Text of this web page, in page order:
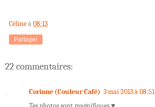
Célineà 08:13
Partager
22 commentaires:
Corinne (Couleur Café) 3 mai 2013 à 08:51